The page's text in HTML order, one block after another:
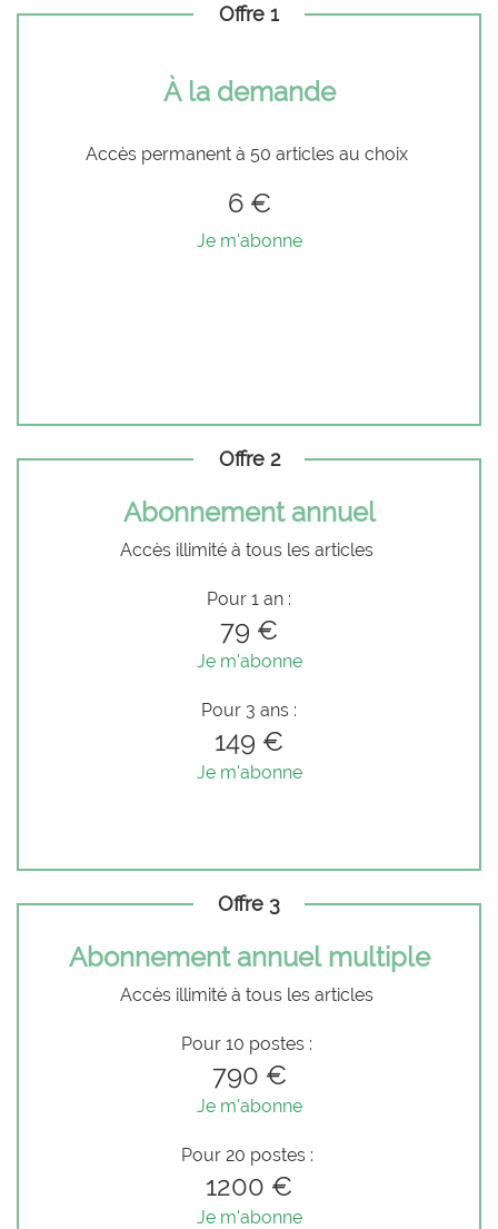
Offre 1
À la demande
Accès permanent à 50 articles au choix
6 €
Je m'abonne
Offre 2
Abonnement annuel
Accès illimité à tous les articles
Pour 1 an :
79 €
Je m'abonne
Pour 3 ans :
149 €
Je m'abonne
Offre 3
Abonnement annuel multiple
Accès illimité à tous les articles
Pour 10 postes :
790 €
Je m'abonne
Pour 20 postes :
1200 €
Je m'abonne